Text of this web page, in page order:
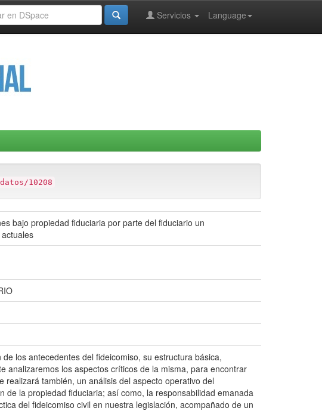
Language
Servicios
10208
bajo propiedad fiduciaria por parte del fiduciario un
los antecedentes del fideicomiso, su estructura básica,
analizaremos los aspectos críticos de la misma, para encontrar
realizará también, un análisis del aspecto operativo del
de la propiedad fiduciaria; así como, la responsabilidad emanada
del fideicomiso civil en nuestra legislación, acompañado de un